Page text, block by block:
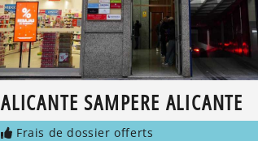
ALICANTE SAMPERE ALICANTE
Frais de dossier offerts